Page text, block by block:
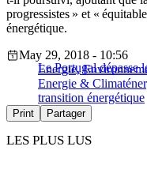
progressistes » et «
énergétique.
Le Portugal dépasse
May 29, 2018 - 10:56
Energie,
Energie & Climat
transition énergétique
Print Partager
LES PLUS LUS